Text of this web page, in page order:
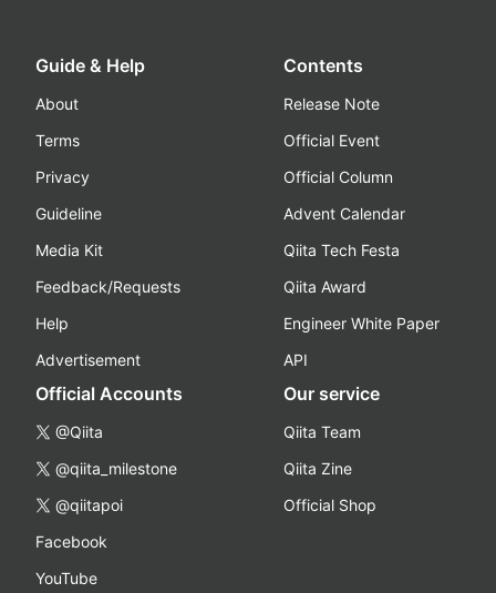
Guide & Help
About
Terms
Privacy
Guideline
Media Kit
Feedback/Requests
Help
Advertisement
Contents
Release Note
Official Event
Official Column
Advent Calendar
Qiita Tech Festa
Qiita Award
Engineer White Paper
API
Official Accounts
@Qiita
@qiita_milestone
@qiitapoi
Facebook
YouTube
Our service
Qiita Team
Qiita Zine
Official Shop